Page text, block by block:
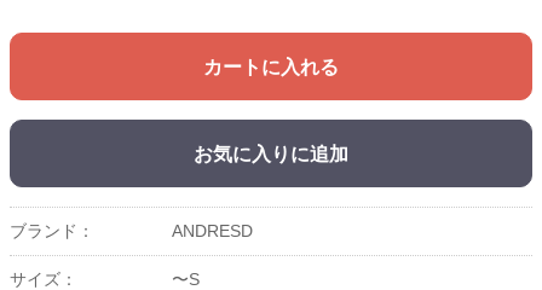
カートに入れる
お気に入りに追加
ブランド： ANDRESD
サイズ： 〜S